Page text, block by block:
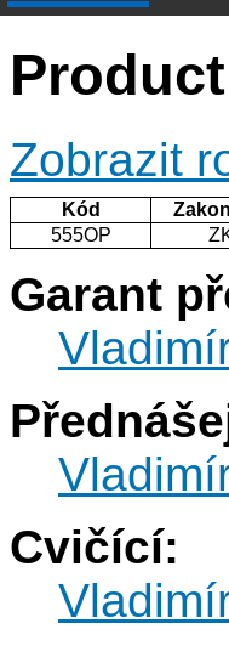
Zobrazit
Kód
555OP
Garant
Cvičící: